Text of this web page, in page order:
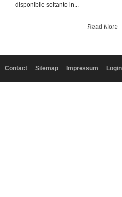
disponibile soltanto in...
Read More
Contact Sitemap Impressum Login